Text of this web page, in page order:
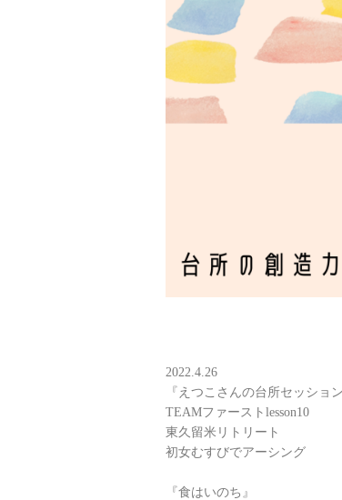
2022.4.26
『えつこさんの台所セッション
TEAMファーストlesson10
東久留米リトリート
初女むすびでアーシング
『食はいのち』